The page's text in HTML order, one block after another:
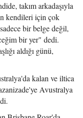
takım arkadaşıyla
kendileri için çok
bir belge değil,
bir yer" dedi.
aldığı günü,
kalan ve iltica
Avustralya